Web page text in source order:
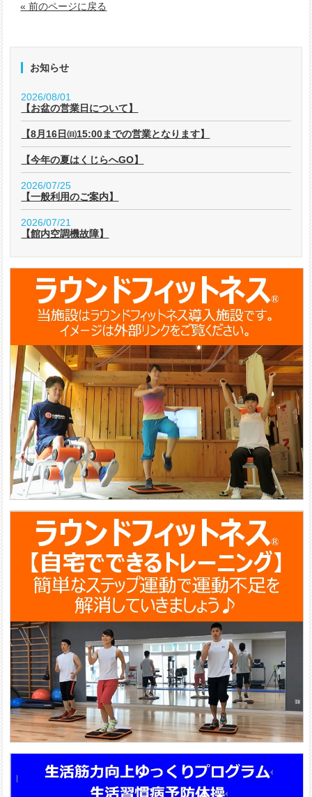
« 前のページに戻る
お知らせ
2026/08/01
【お盆の営業日について】
【8月16日㈰15:00までの営業となります】
【今年の夏はくじらへGO】
2026/07/25
【一般利用のご案内】
2026/07/21
【館内空調機故障】